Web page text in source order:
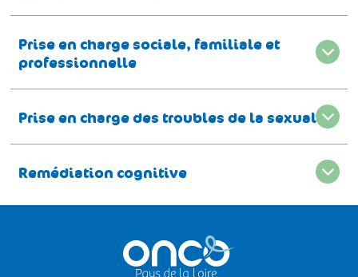
Prise en charge sociale, familiale et
professionnelle
Prise en charge des troubles de la sexualité
Remédiation cognitive